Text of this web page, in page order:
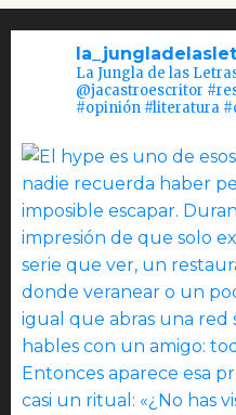
La Jungla de las
@jacastroescritor
#opinión #literatura